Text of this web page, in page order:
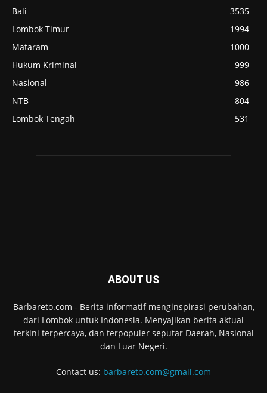
Bali
3535
Lombok Timur
1994
Mataram
1000
Hukum Kriminal
999
Nasional
986
NTB
804
Lombok Tengah
531
ABOUT US
Barbareto.com - Berita informatif menginspirasi perubahan,
dari Lombok untuk Indonesia. Menyajikan berita aktual
terkini terpercaya, dan terpopuler seputar Daerah, Nasional
dan Luar Negeri.
Contact us: barbareto.com@gmail.com